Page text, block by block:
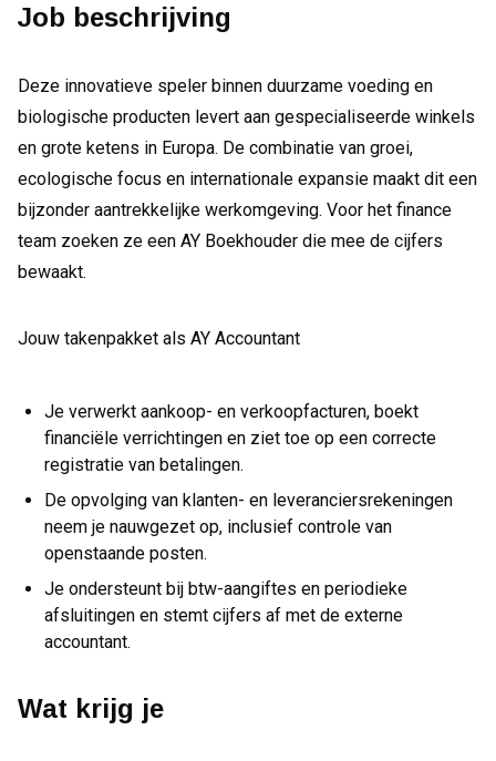
Job beschrijving
Deze innovatieve speler binnen duurzame voeding en
biologische producten levert aan gespecialiseerde winkels
en grote ketens in Europa. De combinatie van groei,
ecologische focus en internationale expansie maakt dit een
bijzonder aantrekkelijke werkomgeving. Voor het finance
team zoeken ze een AY Boekhouder die mee de cijfers
bewaakt.
Jouw takenpakket als AY Accountant
Je verwerkt aankoop- en verkoopfacturen, boekt
financiële verrichtingen en ziet toe op een correcte
registratie van betalingen.
De opvolging van klanten- en leveranciersrekeningen
neem je nauwgezet op, inclusief controle van
openstaande posten.
Je ondersteunt bij btw-aangiftes en periodieke
afsluitingen en stemt cijfers af met de externe
accountant.
Wat krijg je